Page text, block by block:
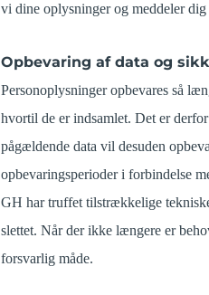
vi dine oplysninger og meddeler
Opbevaring af data og
Personoplysninger opbevares så
hvortil de er indsamlet. Det er
pågældende data vil desuden
opbevaringsperioder i forbindelse
GH har truffet tilstrækkelige
slettet. Når der ikke længere er
forsvarlig måde.